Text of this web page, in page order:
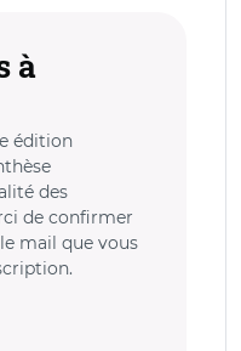
à
édition
des
de confirmer
mail que vous